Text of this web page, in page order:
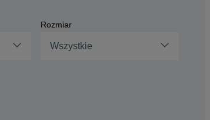
Rozmiar
Wszystkie